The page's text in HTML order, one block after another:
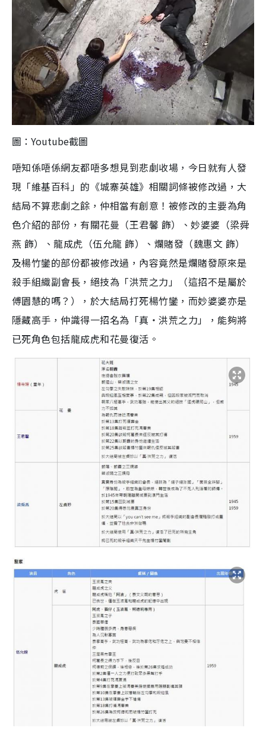
圖：Youtube截圖
唔知係唔係網友都唔多想見到悲劇收場，今日就有人發
現「維基百科」的《城寨英雄》相關詞條被修改過，大
結局不算悲劇之餘，仲相當有創意！被修改的主要為角
色介紹的部份，有關花曼（王君馨 飾）、妙婆婆（梁舜
燕 飾）、龍成虎（伍允龍 飾）、爛賭發（魏惠文 飾）
及楊竹鑾的部份都被修改過，內容竟然是爛賭發原來是
殺手組織副會長，絕技為「洪荒之力」（這招不是屬於
傅園慧的嗎？），於大結局打死楊竹鑾，而妙婆婆亦是
隱藏高手，仲識得一招名為「真‧洪荒之力」，能夠將
已死角色包括龍成虎和花曼復活。